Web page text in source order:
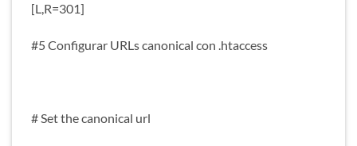
[L,R=301]
#5 Configurar URLs canonical con .htaccess
# Set the canonical url